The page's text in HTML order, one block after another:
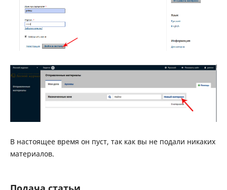
В настоящее время он пуст, так как вы не подали никаких
материалов.